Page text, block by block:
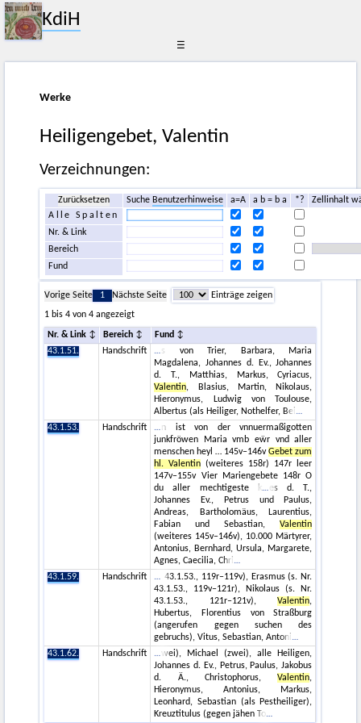
KdiH
☰
Werke
Heiligengebet, Valentin
Verzeichnungen:
Zurücksetzen SucheBenutzerhinweise a=A a b = b a *?
Zellinhalt
Alle Spalten
Nr. & Link
Bereich
Fund
Vorige Seite 1 Nächste Seite
Einträge zeigen
1 bis 4 von 4 angezeigt
Nr. & Link Bereich
Fund
43.1.51.
Handschrift
s von Trier, Barbara, Maria
Magdalena, Johannes d. Ev., Johannes
d. T., Matthias, Markus, Cyriacus,
Valentin, Blasius, Martin, Nikolaus,
Hieronymus, Ludwig von Toulouse,
Albertus (als Heiliger, Nothelfer, Bei
43.1.53.
Handschrift
n ist von der vnnuermaßigotten
junkfröwen Maria vmb eẅr vnd aller
menschen heyl … 145v–146vGebet zum
hl. Valentin (weiteres 158r) 147r leer
147v–155v Vier Mariengebete 148r O
du aller mechtigeste k
es d. T.,
Johannes Ev., Petrus und Paulus,
Andreas, Bartholomäus, Laurentius,
Fabian und Sebastian,Valentin
(weiteres 145v–146v), 10.000 Märtyrer,
Antonius, Bernhard, Ursula, Margarete,
Agnes, Caecilia, Chri
43.1.59.
Handschrift
43.1.53., 119r–119v), Erasmus (s. Nr.
43.1.53., 119v–121r), Nikolaus (s. Nr.
43.1.53., 121r–121v),Valentin,
Hubertus, Florentius von Straßburg
(angerufen gegen suchen des
gebruchs), Vitus, Sebastian, Antoni
43.1.62.
Handschrift
wei), Michael (zwei), alle Heiligen,
Johannes d. Ev., Petrus, Paulus, Jakobus
d. Ä., Christophorus,Valentin,
Hieronymus, Antonius, Markus,
Leonhard, Sebastian (als Pestheiliger),
Kreuztitulus (gegen jähen To